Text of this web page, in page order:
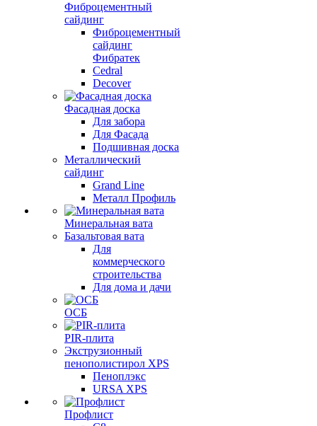
Фиброцементный
сайдинг
Фиброцементный
сайдинг
Фибратек
Cedral
Decover
Фасадная доска
Для забора
Для Фасада
Подшивная доска
Металлический
сайдинг
Grand Line
Металл Профиль
Минеральная вата
Базальтовая вата
Для
коммерческого
строительства
Для дома и дачи
ОСБ
PIR-плита
Экструзионный
пенополистирол XPS
Пеноплэкс
URSA XPS
Профлист